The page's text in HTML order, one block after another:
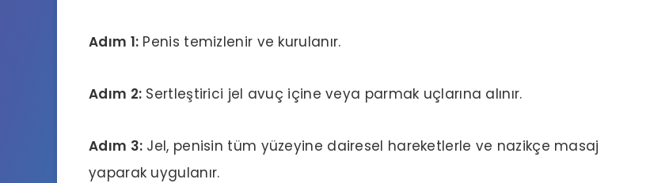
Adım 1: Penis temizlenir ve kurulanır.
Adım 2: Sertleştirici jel avuç içine veya parmak uçlarına alınır.
Adım 3: Jel, penisin tüm yüzeyine dairesel hareketlerle ve nazikçe masaj
yaparak uygulanır.